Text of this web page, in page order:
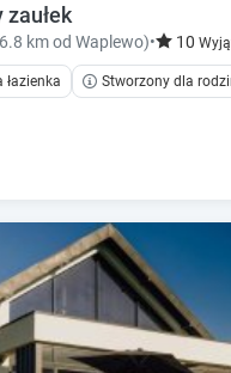
zaułek
km od Waplewo)• 10
łazienka Stworzony dla